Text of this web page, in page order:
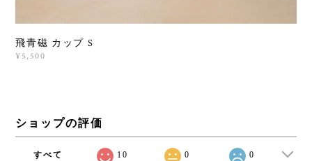
飛青磁 カップ S
¥5,500
ショップの評価
すべて 10 0 0